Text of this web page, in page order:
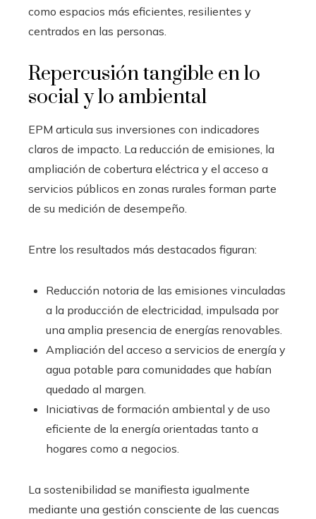
como espacios más eficientes, resilientes y
centrados en las personas.
Repercusión tangible en lo
social y lo ambiental
EPM articula sus inversiones con indicadores
claros de impacto. La reducción de emisiones, la
ampliación de cobertura eléctrica y el acceso a
servicios públicos en zonas rurales forman parte
de su medición de desempeño.
Entre los resultados más destacados figuran:
Reducción notoria de las emisiones vinculadas
a la producción de electricidad, impulsada por
una amplia presencia de energías renovables.
Ampliación del acceso a servicios de energía y
agua potable para comunidades que habían
quedado al margen.
Iniciativas de formación ambiental y de uso
eficiente de la energía orientadas tanto a
hogares como a negocios.
La sostenibilidad se manifiesta igualmente
mediante una gestión consciente de las cuencas